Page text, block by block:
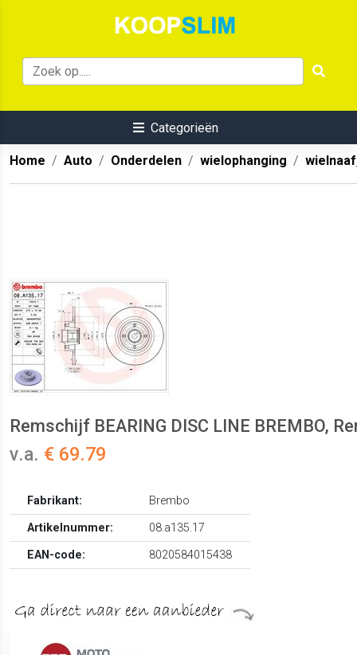
Categorieën
Home Auto Onderdelen wielophanging
Remschijf BEARING DISC LINE BREMBO,
v.a. € 69.79
Fabrikant:
Brembo
Artikelnummer:
08.a135.17
EAN-code:
8020584015438